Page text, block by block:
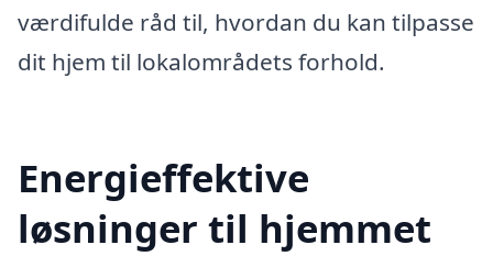
værdifulde råd til, hvordan du kan tilpasse
dit hjem til lokalområdets forhold.
Energieffektive
løsninger til hjemmet